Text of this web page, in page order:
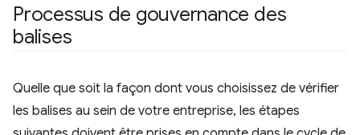
Processus de gouvernance des
balises
Quelle que soit la façon dont vous choisissez de vérifier
les balises au sein de votre entreprise, les étapes